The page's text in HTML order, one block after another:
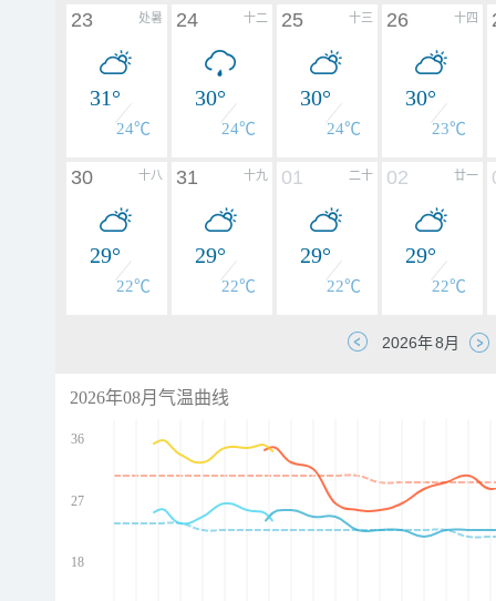
处暑
23
31°
24℃
十二
24
30°
24℃
十三
25
30°
24℃
十四
26
30°
23℃
十八
30
29°
22℃
十九
31
29°
22℃
二十
01
29°
22℃
廿一
02
29°
22℃
2026年08月气温曲线
36
27
18